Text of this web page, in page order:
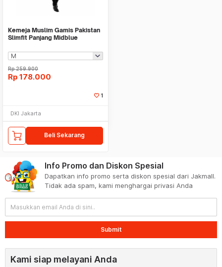
Kemeja Muslim Gamis Pakistan
Slimfit Panjang Midblue
Rp259.900
Rp 178.000
1
DKI Jakarta
Beli Sekarang
Info Promo dan Diskon Spesial
Dapatkan info promo serta diskon spesial dari Jakmall.
Tidak ada spam, kami menghargai privasi Anda
Submit
Kami siap melayani Anda